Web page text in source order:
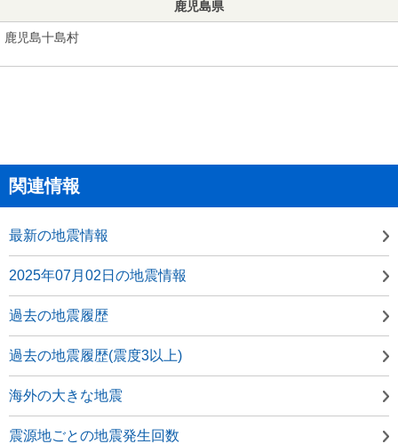
鹿児島県
鹿児島十島村
関連情報
最新の地震情報
2025年07月02日の地震情報
過去の地震履歴
過去の地震履歴(震度3以上)
海外の大きな地震
震源地ごとの地震発生回数